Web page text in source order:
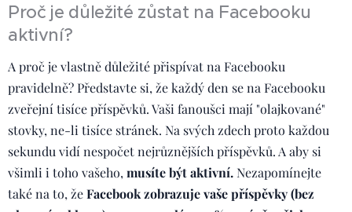
Proč je důležité zůstat na Facebooku
aktivní?
A proč je vlastně důležité přispívat na Facebooku
pravidelně? Představte si, že každý den se na Facebooku
zveřejní tisíce příspěvků. Vaši fanoušci mají "olajkované"
stovky, ne-li tisíce stránek. Na svých zdech proto každou
sekundu vidí nespočet nejrůznějších příspěvků. A aby si
všimli i toho vašeho, musíte být aktivní.Nezapomínejte
také na to, žeFacebook zobrazuje vaše příspěvky (bez